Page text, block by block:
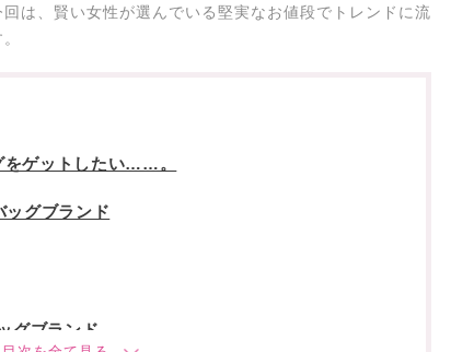
は、賢い女性が選んでいる堅実なお値段でトレンドに流
をゲットしたい……。
グブランド
グブランド